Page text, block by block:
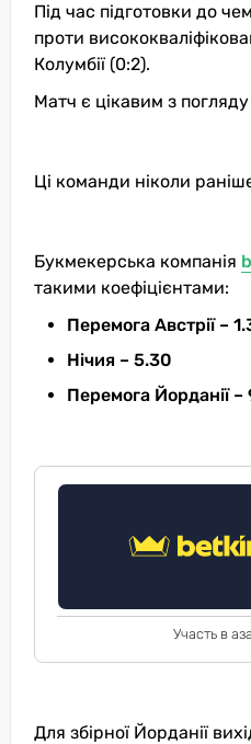
Під час підготовки до
проти
Колумбії (0:2).
Матч є цікавим з
Ці команди ніколи
Букмекерська компанія
такими коефіцієнтами:
Перемога Австрії –
Нічия – 5.30
Перемога Йорданії –
Участь в
Для збірної Йорданії